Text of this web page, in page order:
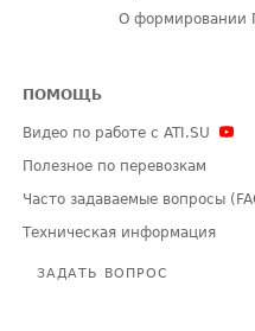
О формировании
ПОМОЩЬ
Видео по работе с ATI.SU
Полезное по перевозкам
Часто задаваемые вопросы
Техническая информация
ЗАДАТЬ ВОПРОС